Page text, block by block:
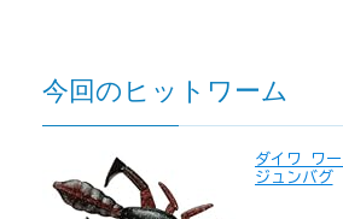
今回のヒットワーム
ダイワ ワ
ジュンバグ